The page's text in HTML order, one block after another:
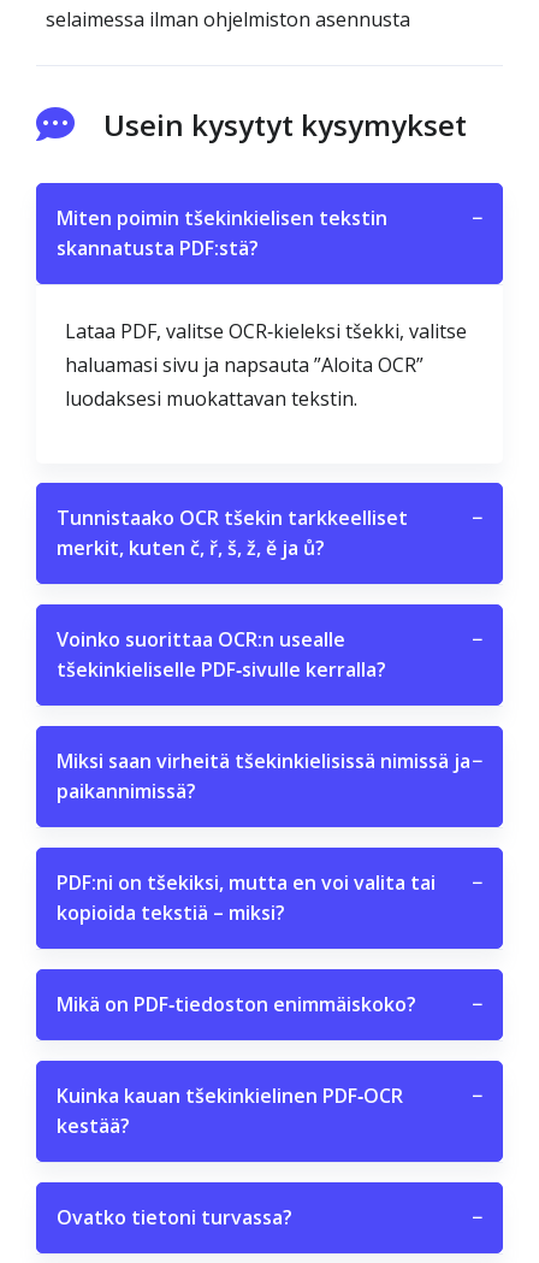
selaimessa ilman ohjelmiston asennusta
Usein kysytyt kysymykset
Miten poimin tšekinkielisen tekstin
skannatusta PDF:stä?
−
Lataa PDF, valitse OCR‑kieleksi tšekki, valitse
haluamasi sivu ja napsauta ”Aloita OCR”
luodaksesi muokattavan tekstin.
Tunnistaako OCR tšekin tarkkeelliset
merkit, kuten č, ř, š, ž, ě ja ů?
−
Voinko suorittaa OCR:n usealle
tšekinkieliselle PDF‑sivulle kerralla?
−
Miksi saan virheitä tšekinkielisissä nimissä ja
paikannimissä?
−
PDF:ni on tšekiksi, mutta en voi valita tai
kopioida tekstiä – miksi?
−
Mikä on PDF‑tiedoston enimmäiskoko? −
Kuinka kauan tšekinkielinen PDF‑OCR
kestää?
−
Ovatko tietoni turvassa? −